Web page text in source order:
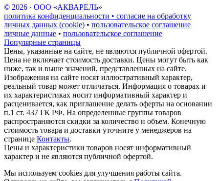
© 2026 · ООО «АКВАРЕЛЬ»
политика конфиденциальности • согласие на обработку
личных данных (cookie) • пользовательское соглашение
личные данные • пользовательское соглашение
Популярные страницы
Цены, указанные на сайте, не являются публичной офертой.
Цена не включает стоимость доставки. Цены могут быть как
ниже, так и выше значений, представленных на сайте.
Изображения на сайте носят иллюстративный характер,
реальный товар может отличаться. Информация о товарах и
их характеристиках носит информативный характер и
расценивается, как приглашение делать оферты на основании
п.1 ст. 437 ГК РФ. На определенные группы товаров
распространяются скидки за количество и объем. Конечную
стоимость товара и доставки уточните у менеджеров на
странице Контакты.
Цены и характеристики товаров носят информативный
характер и не являются публичной офертой.
Мы используем cookies для улучшения работы сайта.